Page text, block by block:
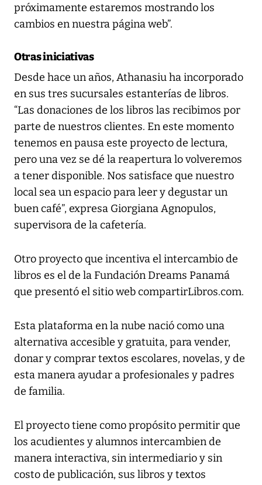
próximamente estaremos mostrando los
cambios en nuestra página web”.
Otras iniciativas
Desde hace un años, Athanasiu ha incorporado
en sus tres sucursales estanterías de libros.
“Las donaciones de los libros las recibimos por
parte de nuestros clientes. En este momento
tenemos en pausa este proyecto de lectura,
pero una vez se dé la reapertura lo volveremos
a tener disponible. Nos satisface que nuestro
local sea un espacio para leer y degustar un
buen café”, expresa Giorgiana Agnopulos,
supervisora de la cafetería.
Otro proyecto que incentiva el intercambio de
libros es el de la Fundación Dreams Panamá
que presentó el sitio web compartirLibros.com.
Esta plataforma en la nube nació como una
alternativa accesible y gratuita, para vender,
donar y comprar textos escolares, novelas, y de
esta manera ayudar a profesionales y padres
de familia.
El proyecto tiene como propósito permitir que
los acudientes y alumnos intercambien de
manera interactiva, sin intermediario y sin
costo de publicación, sus libros y textos